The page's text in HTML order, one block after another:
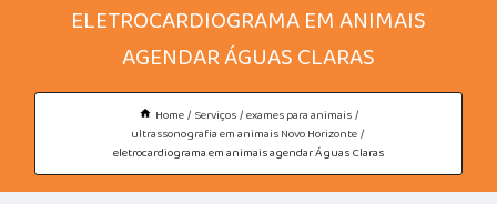
ELETROCARDIOGRAMA EM ANIMAIS
AGENDAR ÁGUAS CLARAS
Home Serviços exames para animais
ultrassonografia em animais Novo Horizonte
eletrocardiograma em animais agendar Águas Claras